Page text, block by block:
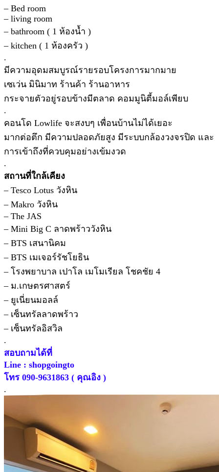
– Bed room
– living room
– bathroom ( 1 ห้องน้ำ )
– kitchen ( 1 ห้องครัว )
.
มีความอุดมสมบูรณ์รายรอบโครงการมากมาย
เซเว่น มินิมาท ร้านค้า ร้านอาหาร
กระจายตัวอยู่รอบข้างมีตลาด คอมมูนิตี้มอล์เพียบ
.
คอนโด Lowlife จะสงบๆ เพื่อนบ้านไม่ได้เยอะ
มากต่อตึก มีความปลอดภัยสูง มีระบบกล้องวงจรปิด และ
การเข้าถึงที่ควบคุมอย่างเข้มงวด
.
สถานที่ใกล้เคียง
– Tesco Lotus วังหิน
– Makro วังหิน
– The JAS
– Mini Big C ลาดพร้าววังหิน
– BTS เสนานิคม
– BTS เมเจอร์รัชโยธิน
– โรงพยาบาล เปาโล เมโมเรียล โชคชัย 4
– ม.เกษตรศาสตร์
– ยูเนี่ยนมอลล์
– เซ็นทรัลลาดพร้าว
– เซ็นทรัลอิสวิล
.
สอบถามได้ที่
Line : shopgoingto
โทร 090-9631863 ( คุณอิง )
.